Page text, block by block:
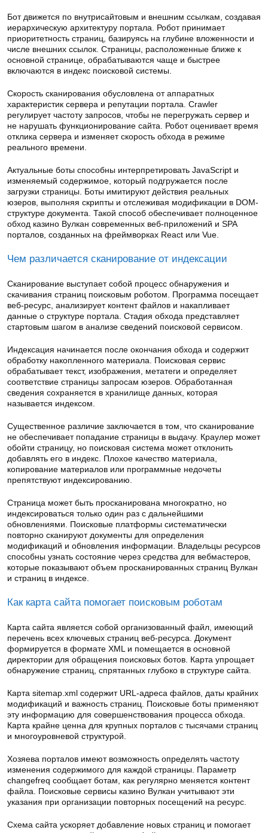
Бот движется по внутрисайтовым и внешним ссылкам, создавая
иерархическую архитектуру портала. Робот принимает
приоритетность страниц, базируясь на глубине вложенности и
числе внешних ссылок. Страницы, расположенные ближе к
основной странице, обрабатываются чаще и быстрее
включаются в индекс поисковой системы.
Скорость сканирования обусловлена от аппаратных
характеристик сервера и репутации портала. Crawler
регулирует частоту запросов, чтобы не перегружать сервер и
не нарушать функционирование сайта. Робот оценивает время
отклика сервера и изменяет скорость обхода в режиме
реального времени.
Актуальные боты способны интерпретировать JavaScript и
изменяемый содержимое, который подгружается после
загрузки страницы. Боты имитируют действия реальных
юзеров, выполняя скрипты и отслеживая модификации в DOM-
структуре документа. Такой способ обеспечивает полноценное
обход казино Вулкан современных веб-приложений и SPA
порталов, созданных на фреймворках React или Vue.
Чем различается сканирование от индексации
Сканирование выступает собой процесс обнаружения и
скачивания страниц поисковым роботом. Программа посещает
веб-ресурс, анализирует контент файлов и накапливает
данные о структуре портала. Стадия обхода представляет
стартовым шагом в анализе сведений поисковой сервисом.
Индексация начинается после окончания обхода и содержит
обработку накопленного материала. Поисковая сервис
обрабатывает текст, изображения, метатеги и определяет
соответствие страницы запросам юзеров. Обработанная
сведения сохраняется в хранилище данных, которая
называется индексом.
Существенное различие заключается в том, что сканирование
не обеспечивает попадание страницы в выдачу. Краулер может
обойти страницу, но поисковая система может отклонить
добавлять его в индекс. Плохое качество материала,
копирование материалов или программные недочеты
препятствуют индексированию.
Страница может быть просканирована многократно, но
индексироваться только один раз с дальнейшими
обновлениями. Поисковые платформы систематически
повторно сканируют документы для определения
модификаций и обновления информации. Владельцы ресурсов
способны узнать состояние через средства для вебмастеров,
которые показывают объем просканированных страниц Вулкан
и страниц в индексе.
Как карта сайта помогает поисковым роботам
Карта сайта является собой организованный файл, имеющий
перечень всех ключевых страниц веб-ресурса. Документ
формируется в формате XML и помещается в основной
директории для обращения поисковых ботов. Карта упрощает
обнаружение страниц, спрятанных глубоко в структуре сайта.
Карта sitemap.xml содержит URL-адреса файлов, даты крайних
модификаций и важность страниц. Поисковые боты применяют
эту информацию для совершенствования процесса обхода.
Карта крайне ценна для крупных порталов с тысячами страниц
и многоуровневой структурой.
Хозяева порталов имеют возможность определять частоту
изменения содержимого для каждой страницы. Параметр
changefreq сообщает ботам, как регулярно меняется контент
файла. Поисковые сервисы казино Вулкан учитывают эти
указания при организации повторных посещений на ресурс.
Схема сайта ускоряет добавление новых страниц и помогает